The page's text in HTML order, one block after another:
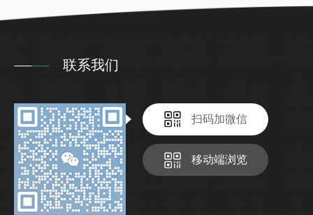
联系我们
扫码加微信
移动端浏览